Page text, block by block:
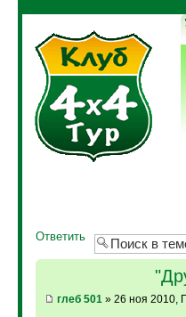
Ответить
глеб 501» 26 ноя 2010,